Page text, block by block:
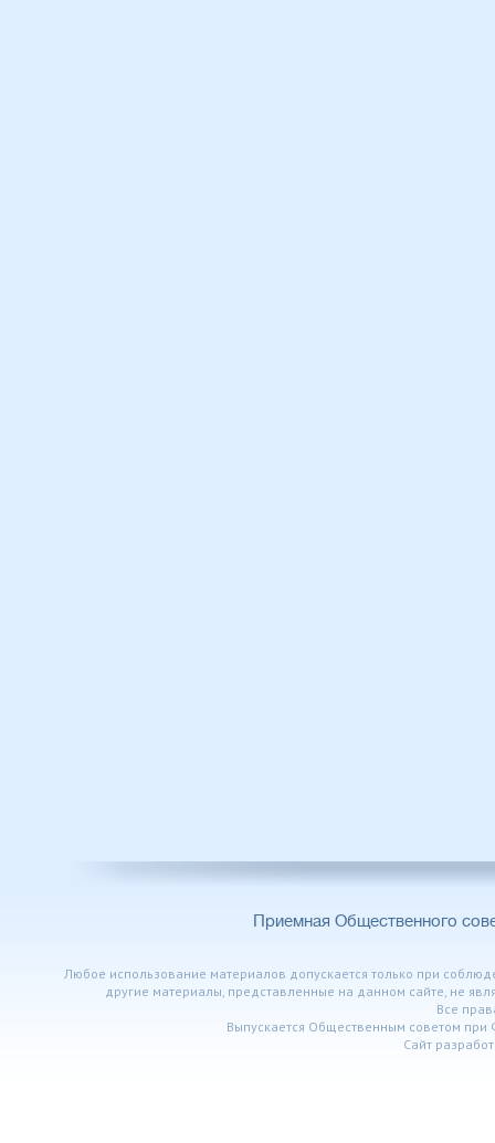
Приемная Общественного
Любое использование материалов допускается только при
другие материалы, представленные на данном сайте, не
Все
Выпускается Общественным советом
Сайт